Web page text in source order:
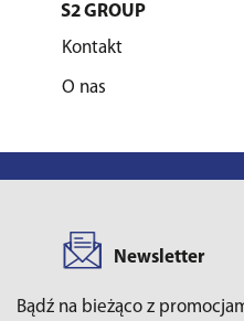
S2 GROUP
Kontakt
O nas
Newsletter
Bądź na bieżąco z